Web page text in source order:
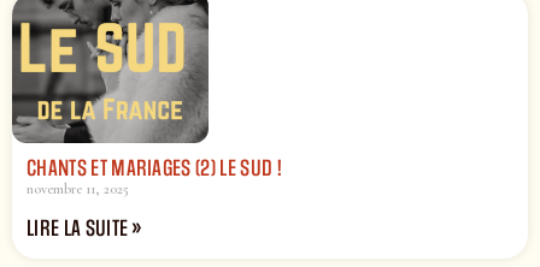
CHANTS ET MARIAGES (2) LE SUD !
novembre 11, 2025
LIRE LA SUITE »